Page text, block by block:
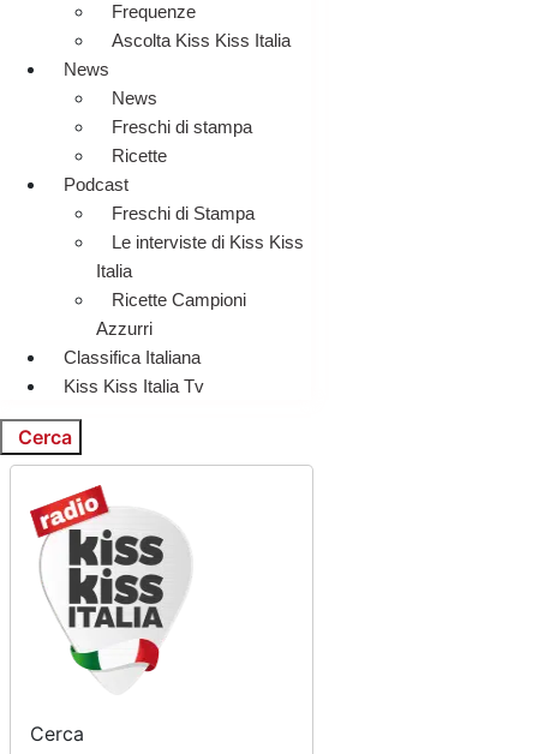
Frequenze
Ascolta Kiss Kiss Italia
News
News
Freschi di stampa
Ricette
Podcast
Freschi di Stampa
Le interviste di Kiss Kiss
Italia
Ricette Campioni
Azzurri
Classifica Italiana
Kiss Kiss Italia Tv
Cerca
Cerca